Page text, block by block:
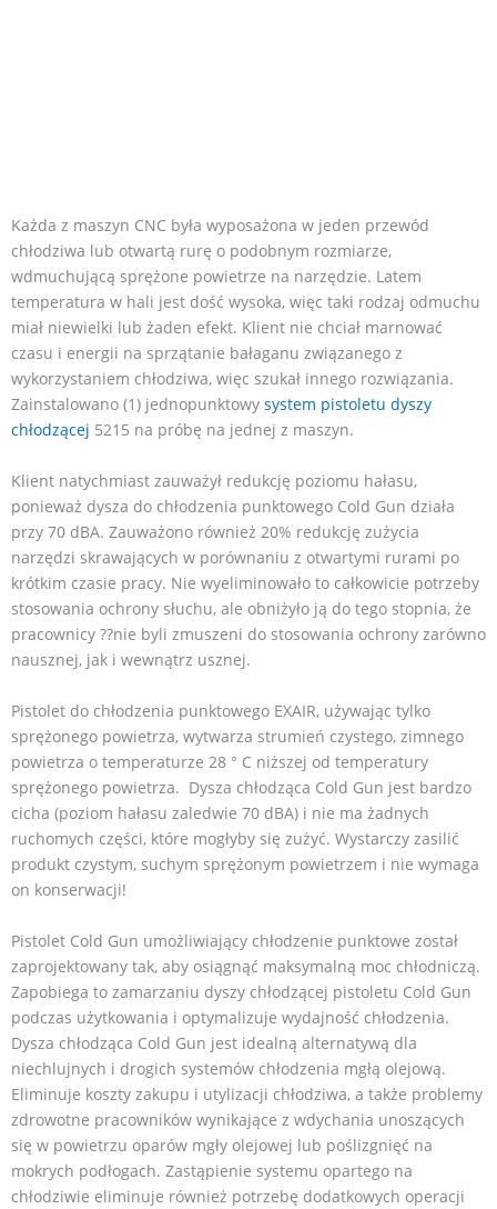
Każda z maszyn CNC była wyposażona w jeden przewód
chłodziwa lub otwartą rurę o podobnym rozmiarze,
wdmuchującą sprężone powietrze na narzędzie. Latem
temperatura w hali jest dość wysoka, więc taki rodzaj odmuchu
miał niewielki lub żaden efekt. Klient nie chciał marnować
czasu i energii na sprzątanie bałaganu związanego z
wykorzystaniem chłodziwa, więc szukał innego rozwiązania.
Zainstalowano (1) jednopunktowy system pistoletu dyszy
chłodzącej 5215 na próbę na jednej z maszyn.
Klient natychmiast zauważył redukcję poziomu hałasu,
ponieważ dysza do chłodzenia punktowego Cold Gun działa
przy 70 dBA. Zauważono również 20% redukcję zużycia
narzędzi skrawających w porównaniu z otwartymi rurami po
krótkim czasie pracy. Nie wyeliminowało to całkowicie potrzeby
stosowania ochrony słuchu, ale obniżyło ją do tego stopnia, że
pracownicy ??nie byli zmuszeni do stosowania ochrony zarówno
nausznej, jak i wewnątrz usznej.
Pistolet do chłodzenia punktowego EXAIR, używając tylko
sprężonego powietrza, wytwarza strumień czystego, zimnego
powietrza o temperaturze 28 ° C niższej od temperatury
sprężonego powietrza. Dysza chłodząca Cold Gun jest bardzo
cicha (poziom hałasu zaledwie 70 dBA) i nie ma żadnych
ruchomych części, które mogłyby się zużyć. Wystarczy zasilić
produkt czystym, suchym sprężonym powietrzem i nie wymaga
on konserwacji!
Pistolet Cold Gun umożliwiający chłodzenie punktowe został
zaprojektowany tak, aby osiągnąć maksymalną moc chłodniczą.
Zapobiega to zamarzaniu dyszy chłodzącej pistoletu Cold Gun
podczas użytkowania i optymalizuje wydajność chłodzenia.
Dysza chłodząca Cold Gun jest idealną alternatywą dla
niechlujnych i drogich systemów chłodzenia mgłą olejową.
Eliminuje koszty zakupu i utylizacji chłodziwa, a także problemy
zdrowotne pracowników wynikające z wdychania unoszących
się w powietrzu oparów mgły olejowej lub poślizgnięć na
mokrych podłogach. Zastąpienie systemu opartego na
chłodziwie eliminuje również potrzebę dodatkowych operacji